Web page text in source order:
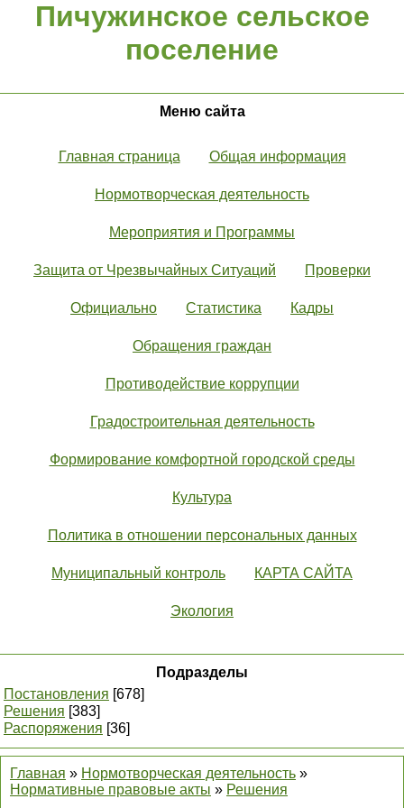
Пичужинское сельское
поселение
Меню сайта
Главная страница Общая информация
Нормотворческая деятельность
Мероприятия и Программы
Защита от Чрезвычайных Ситуаций Проверки
Официально Статистика Кадры
Обращения граждан
Противодействие коррупции
Градостроительная деятельность
Формирование комфортной городской среды
Культура
Политика в отношении персональных данных
Муниципальный контроль КАРТА САЙТА
Экология
Подразделы
Постановления [678]
Решения [383]
Распоряжения [36]
Главная » Нормотворческая деятельность »
Нормативные правовые акты » Решения